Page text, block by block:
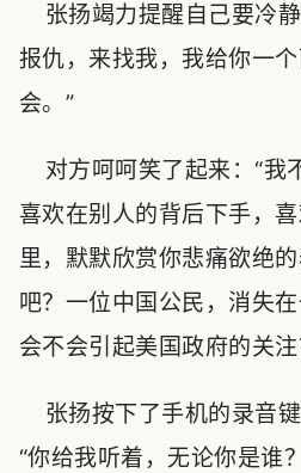
张扬竭力提醒自己要冷
报仇，来找我，我给你一
会。”
对方呵呵笑了起来：“我
喜欢在别人的背后下手，
里，默默欣赏你悲痛欲绝
吧？一位中国公民，消失
会不会引起美国政府的关注
张扬按下了手机的录音键
“你给我听着，无论你是谁